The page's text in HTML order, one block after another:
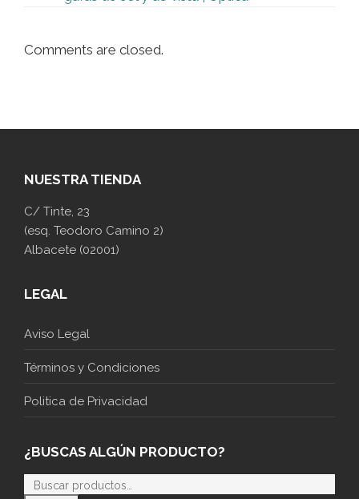
Comments are closed.
NUESTRA TIENDA
C/ Tinte, 23
(esq. Teodoro Camino 2)
Albacete (02001)
LEGAL
Aviso Legal
Términos y Condiciones
Politica de Privacidad
¿BUSCAS ALGÚN PRODUCTO?